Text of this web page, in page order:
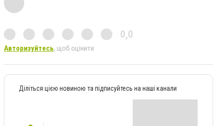
0,0
Авторизуйтесь, щоб оцінити
Діліться цією новиною та підписуйтесь на наші канали